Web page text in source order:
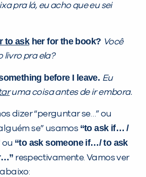
pra lá, eu acho que eu sei
to askher for the book? Você
livro pra ela?
before I leave. Eu
uma coisa antes de ir embora.
dizer “perguntar se…” ou
se” usamos “to ask if… /
ou “to ask someone if…/ to ask
respectivamente. Vamos ver